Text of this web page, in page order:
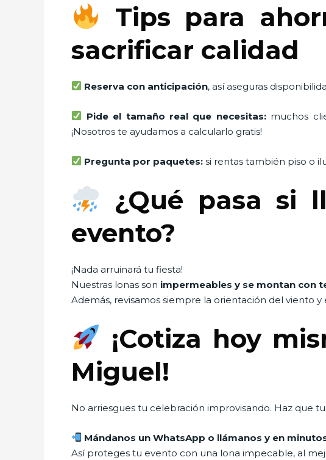
Tips para
sacrificar calidad
Reserva con anticipación, así aseguras
Pide el tamaño real que necesitas:muchos
¡Nosotros te ayudamos a calcularlo gratis!
Pregunta por paquetes: si rentas también piso o
¿Qué pasa si
evento?
¡Nada arruinará tu fiesta!
Nuestras lonas son impermeables y se montan con
Además, revisamos siempre la orientación del viento
¡Cotiza hoy
Miguel!
No arriesgues tu celebración improvisando. Haz que
Mándanos un WhatsApp o llámanos y en
Así proteges tu evento con una lona impecable, al